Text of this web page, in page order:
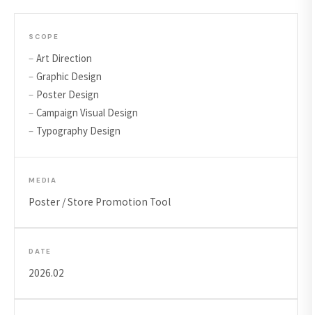
SCOPE
Art Direction
Graphic Design
Poster Design
Campaign Visual Design
Typography Design
MEDIA
Poster / Store Promotion Tool
DATE
2026.02